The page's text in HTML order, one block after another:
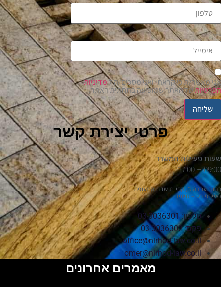
אימייל
אני מאשר/ת כי קראתי ואני מסכים/ה למדיניות
הפרטיותשל האתר שמופיעה בתחתית האתר.
שליחה
פרטי יצירת קשר
שעות פעילות המשרד
09:00 – 17:00
רחוב ערבה 3, קריית שדה התעופה
(איירפורט – סיטי)
טלפון: 03-3036301
פקס: 03-3036302
office@nirhod-law.co.il
omer@nirhod-law.co.il
מאמרים אחרונים